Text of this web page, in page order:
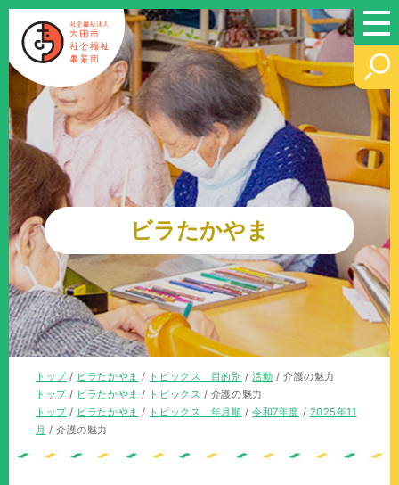
このページの本文へ
ビラたかやま
現
在
の
位
トップ/ ビラたかやま / トピックス 目的別 /活動 / 介護の魅力
現
在
の
トップ/ ビラたかやま / トピックス / 介護の魅力
現
在
トップ/ ビラたかやま / トピックス 年月順 /令和7年度 / 2025年11
月 /介護の魅力